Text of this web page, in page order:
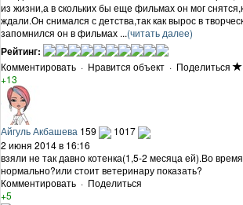
из жизни,а в скольких бы еще фильмах он мог
ждали.Он снимался с детства,так как вырос в
запомнился он в фильмах ...(читать далее)
Рейтинг:
Комментировать · Нравится объект · Поделиться
+13
Айгуль Акбашева 159
1017
2 июня 2014 в 16:16
взяли не так давно котенка(1,5-2 месяца ей).Во
нормально?или стоит ветеринару показать?
Комментировать · Поделиться
+5